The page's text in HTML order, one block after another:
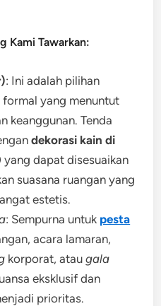
Kami Tawarkan:
: Ini adalah pilihan
yang menuntut
keanggunan. Tenda
dekorasi kain di
yang dapat disesuaikan
suasana ruangan yang
estetis.
: Sempurna untuk pesta
acara lamaran,
korporat, ataugala
eksklusif dan
prioritas.